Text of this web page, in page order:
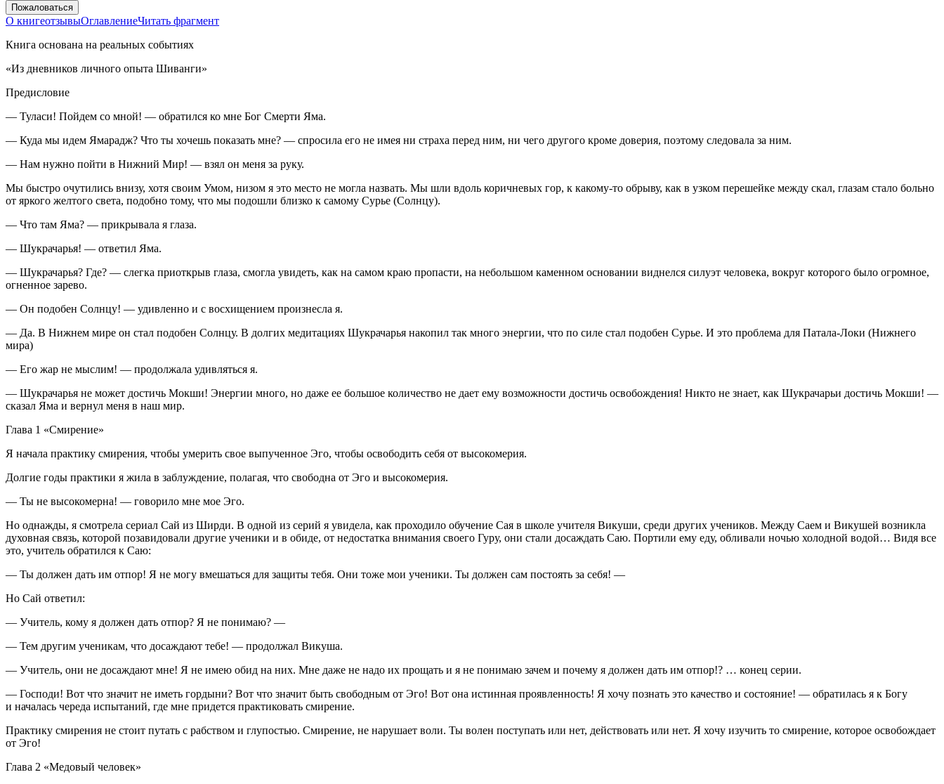
Пожаловаться
О книгеотзывыОглавлениеЧитать фрагмент
Книга основана на реальных событиях
«Из дневников личного опыта Шиванги»
Предисловие
— Туласи! Пойдем со мной! — обратился ко мне Бог Смерти Яма.
— Куда мы идем Ямарадж? Что ты хочешь показать мне? — спросила его не имея ни страха перед ним, ни чего другого кроме доверия, поэтому следовала за ним.
— Нам нужно пойти в Нижний Мир! — взял он меня за руку.
Мы быстро очутились внизу, хотя своим Умом, низом я это место не могла назвать. Мы шли вдоль коричневых гор, к какому-то обрыву, как в узком перешейке между скал, глазам стало больно
от яркого желтого света, подобно тому, что мы подошли близко к самому Сурье (Солнцу).
— Что там Яма? — прикрывала я глаза.
— Шукрачарья! — ответил Яма.
— Шукрачарья? Где? — слегка приоткрыв глаза, смогла увидеть, как на самом краю пропасти, на небольшом каменном основании виднелся силуэт человека, вокруг которого было огромное,
огненное зарево.
— Он подобен Солнцу! — удивленно и с восхищением произнесла я.
— Да. В Нижнем мире он стал подобен Солнцу. В долгих медитациях Шукрачарья накопил так много энергии, что по силе стал подобен Сурье. И это проблема для Патала-Локи (Нижнего
мира)
— Его жар не мыслим! — продолжала удивляться я.
— Шукрачарья не может достичь Мокши! Энергии много, но даже ее большое количество не дает ему возможности достичь освобождения! Никто не знает, как Шукрачарьи достичь Мокши! —
сказал Яма и вернул меня в наш мир.
Глава 1 «Смирение»
Я начала практику смирения, чтобы умерить свое выпученное Эго, чтобы освободить себя от высокомерия.
Долгие годы практики я жила в заблуждение, полагая, что свободна от Эго и высокомерия.
— Ты не высокомерна! — говорило мне мое Эго.
Но однажды, я смотрела сериал Сай из Ширди. В одной из серий я увидела, как проходило обучение Сая в школе учителя Викуши, среди других учеников. Между Саем и Викушей возникла
духовная связь, которой позавидовали другие ученики и в обиде, от недостатка внимания своего Гуру, они стали досаждать Саю. Портили ему еду, обливали ночью холодной водой… Видя все
это, учитель обратился к Саю:
— Ты должен дать им отпор! Я не могу вмешаться для защиты тебя. Они тоже мои ученики. Ты должен сам постоять за себя! —
Но Сай ответил:
— Учитель, кому я должен дать отпор? Я не понимаю? —
— Тем другим ученикам, что досаждают тебе! — продолжал Викуша.
— Учитель, они не досаждают мне! Я не имею обид на них. Мне даже не надо их прощать и я не понимаю зачем и почему я должен дать им отпор!? … конец серии.
— Господи! Вот что значит не иметь гордыни? Вот что значит быть свободным от Эго! Вот она истинная проявленность! Я хочу познать это качество и состояние! — обратилась я к Богу
и началась череда испытаний, где мне придется практиковать смирение.
Практику смирения не стоит путать с рабством и глупостью. Смирение, не нарушает воли. Ты волен поступать или нет, действовать или нет. Я хочу изучить то смирение, которое освобождает
от Эго!
Глава 2 «Медовый человек»